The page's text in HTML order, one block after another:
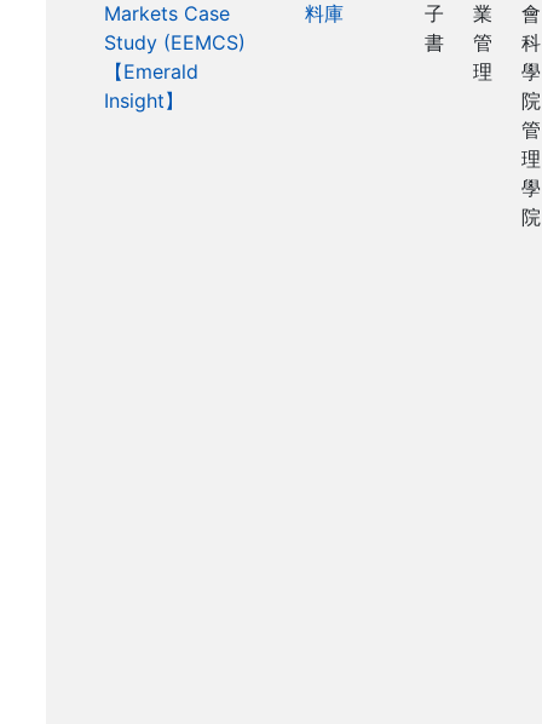
Markets Case
Study (EEMCS)
【Emerald
Insight】
料庫
子
書
業
管
理
會
科
學
院
管
理
學
院